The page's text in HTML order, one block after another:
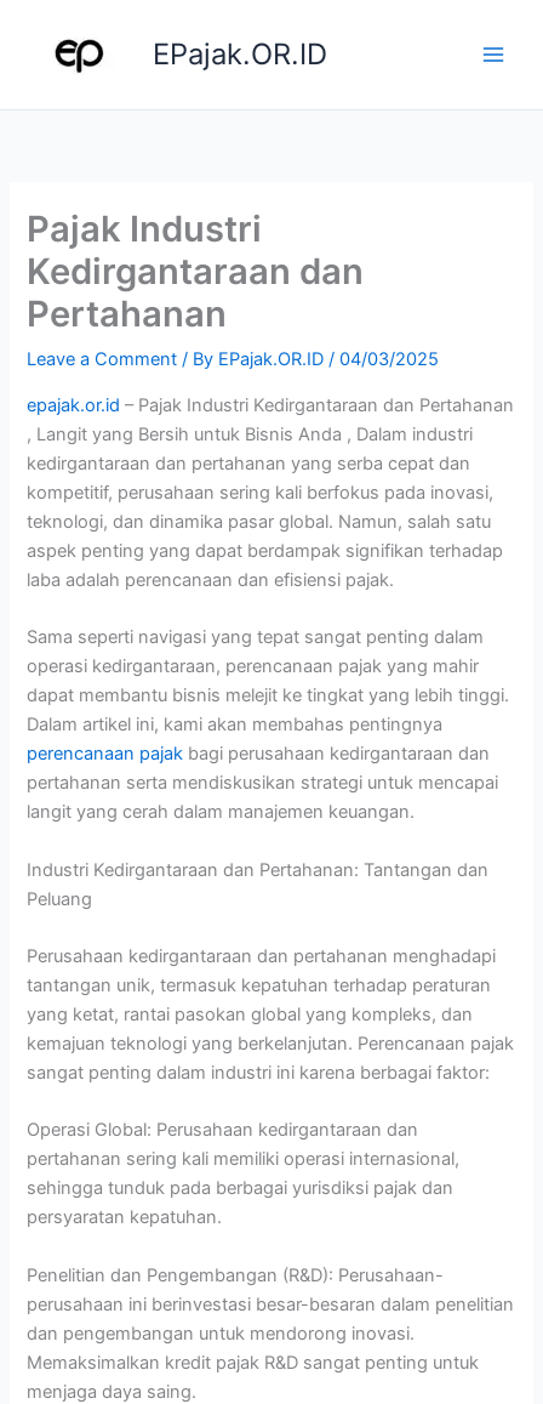
content
EPajak.OR.ID
Pajak Industri
Kedirgantaraan dan
Pertahanan
Leave a Comment / By EPajak.OR.ID/04/03/2025
epajak.or.id– Pajak Industri Kedirgantaraan dan Pertahanan
, Langit yang Bersih untuk Bisnis Anda , Dalam industri
kedirgantaraan dan pertahanan yang serba cepat dan
kompetitif, perusahaan sering kali berfokus pada inovasi,
teknologi, dan dinamika pasar global. Namun, salah satu
aspek penting yang dapat berdampak signifikan terhadap
laba adalah perencanaan dan efisiensi pajak.
Sama seperti navigasi yang tepat sangat penting dalam
operasi kedirgantaraan, perencanaan pajak yang mahir
dapat membantu bisnis melejit ke tingkat yang lebih tinggi.
Dalam artikel ini, kami akan membahas pentingnya
perencanaan pajak bagi perusahaan kedirgantaraan dan
pertahanan serta mendiskusikan strategi untuk mencapai
langit yang cerah dalam manajemen keuangan.
Industri Kedirgantaraan dan Pertahanan: Tantangan dan
Peluang
Perusahaan kedirgantaraan dan pertahanan menghadapi
tantangan unik, termasuk kepatuhan terhadap peraturan
yang ketat, rantai pasokan global yang kompleks, dan
kemajuan teknologi yang berkelanjutan. Perencanaan pajak
sangat penting dalam industri ini karena berbagai faktor:
Operasi Global: Perusahaan kedirgantaraan dan
pertahanan sering kali memiliki operasi internasional,
sehingga tunduk pada berbagai yurisdiksi pajak dan
persyaratan kepatuhan.
Penelitian dan Pengembangan (R&D): Perusahaan-
perusahaan ini berinvestasi besar-besaran dalam penelitian
dan pengembangan untuk mendorong inovasi.
Memaksimalkan kredit pajak R&D sangat penting untuk
menjaga daya saing.